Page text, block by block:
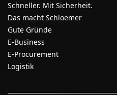
Schneller. Mit Sicherheit.
Das macht Schloemer
Gute Gründe
E-Business
E-Procurement
Logistik